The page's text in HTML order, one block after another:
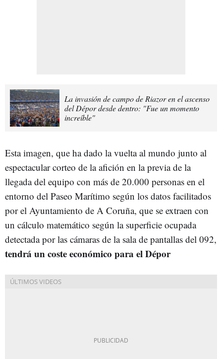
La invasión de campo de Riazor en el ascenso
del Dépor desde dentro: "Fue un momento
increíble"
Esta imagen, que ha dado la vuelta al mundo junto al
espectacular corteo de la afición en la previa de la
llegada del equipo con más de 20.000 personas en el
entorno del Paseo Marítimo según los datos facilitados
por el Ayuntamiento de A Coruña, que se extraen con
un cálculo matemático según la superficie ocupada
detectada por las cámaras de la sala de pantallas del 092,
tendrá un coste económico para el Dépor